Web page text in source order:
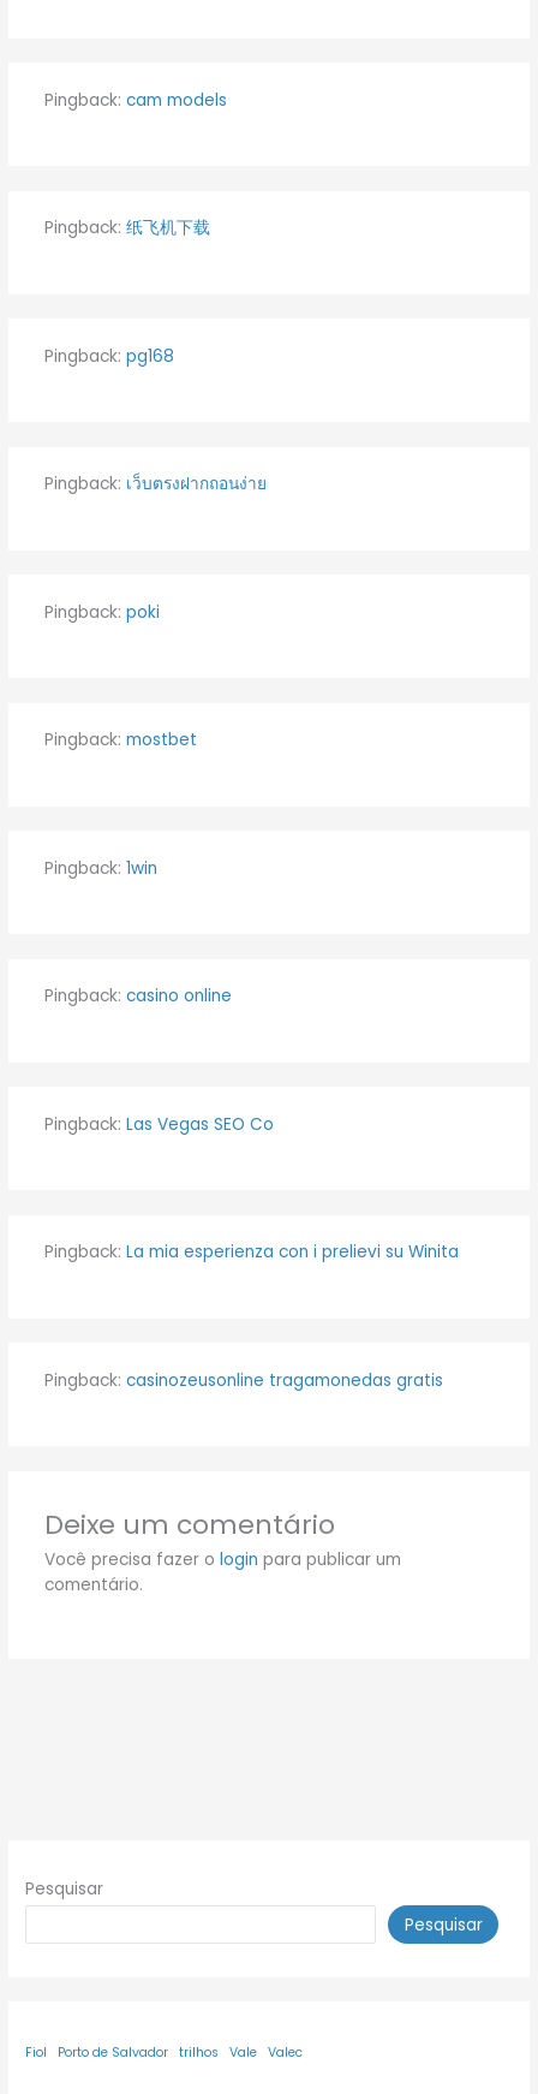
Pingback: cam models
Pingback: 纸飞机下载
Pingback: pg168
Pingback: เว็บตรงฝากถอนง่าย
Pingback: poki
Pingback: mostbet
Pingback: 1win
Pingback: casino online
Pingback: Las Vegas SEO Co
Pingback: La mia esperienza con i prelievi su Winita
Pingback: casinozeusonline tragamonedas gratis
Deixe um comentário
Você precisa fazer o login para publicar um
comentário.
Pesquisar
Pesquisar
Fiol Porto de Salvador trilhos Vale Valec